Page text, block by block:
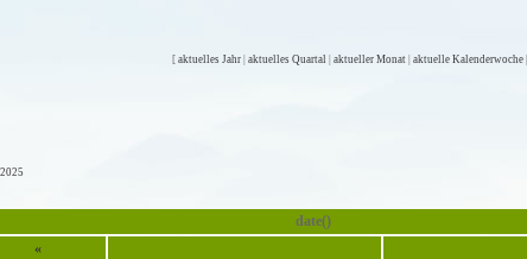
[ aktuelles Jahr aktuelles Quartal aktueller Monat aktuelle Kalenderwoche
date()
«